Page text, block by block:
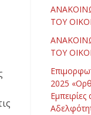
ΤΟΥ
ΤΟΥ
2025